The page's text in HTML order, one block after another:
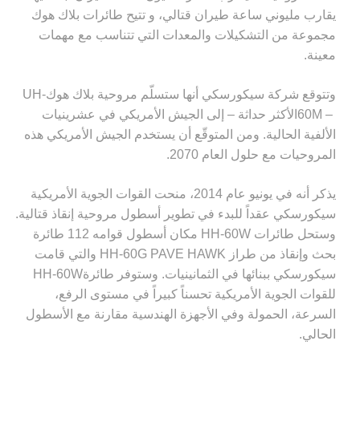
يقارب مليوني ساعة طيران قتالي، و تتيح طائرات بلاك هوك
مجموعة من التشكيلات والمعدات التي تتناسب مع مهمات
معينة.
وتتوقع شركة سيكورسكي أنها ستسلّم مروحية بلاك هوكUH-
60M – الأكثر حداثة – إلى الجيش الأمريكي في عشرينيات
الألفية الحالية. ومن المتوقّع أن يستخدم الجيش الأمريكي هذه
المروحيات مع حلول العام 2070
.
يذكر أنه في يونيو عام 2014، منحت القوات الجوية الأمريكية
سيكورسكي عقداً للبدء في تطوير أسطول مروحية إنقاذ قتالية.
وستحل طائرات HH-60W
مكان أسطول قوامه 112 طائرة
بحث وإنقاذ من طراز HH-60G PAVE HAWK والتي قامت
سيكورسكي ببنائها في الثمانينيات. وستوفر طائرةHH-60W
للقوات الجوية الأمريكية تحسناً كبيراً في مستوى الرفع،
السرعة، الحمولة وفي الأجهزة الهندسية مقارنة مع الأسطول
الحالي.